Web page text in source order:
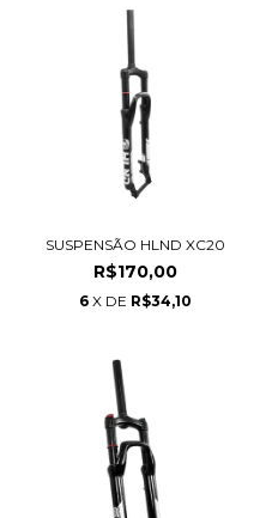
SUSPENSÃO HLND XC20
R$170,00
6 X DE R$34,10